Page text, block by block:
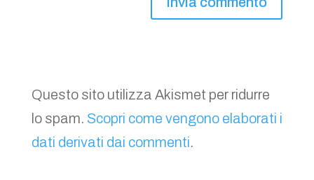
Questo sito utilizza Akismet per ridurre
lo spam. Scopri come vengono elaborati i
dati derivati dai commenti.